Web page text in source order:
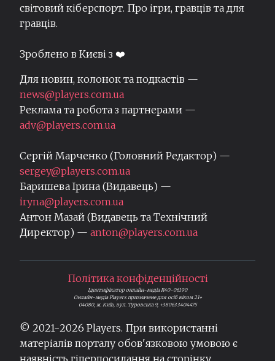
світовий кіберспорт. Про ігри, гравців та для
гравців.
Зроблено в Києві з ❤️
Для новин, колонок та подкастів —
news@players.com.ua
Реклама та робота з партнерами —
adv@players.com.ua
Сергій Марченко (Головний Редактор) —
sergey@players.com.ua
Баришева Ірина (Видавець) —
iryna@players.com.ua
Антон Мазай (Видавець та Технічний
Директор) — anton@players.com.ua
Політика конфіденційності
Ідентифікатор онлайн-медіа R40-06190
Онлайн-медіа Players призначене для осіб віком 21+
04080, м. Київ, вул. Туровська 9, +380633404475
© 2021-2026 Players. При використанні
матеріалів порталу обов'язковою умовою є